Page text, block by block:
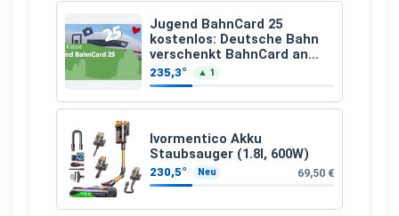
Jugend BahnCard 25
kostenlos: Deutsche Bahn
verschenkt BahnCard an
Kinder und Jugendliche
235,3° ▲ 1
Ivormentico Akku
Staubsauger (1.8l, 600W)
230,5° Neu 69,50 €